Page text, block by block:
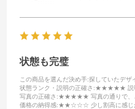
状態も完璧
この商品を選んだ決め手:探していたデザ
状態ランク・説明の正確さ :★★★★★ 説明
写真の正確さ :★★★★★ 写真の通りで、
価格の納得感:★★☆☆☆ 少し割高に感じ